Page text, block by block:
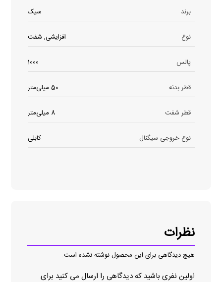
برند سیک
نوع افزایشی, شفت
پالس 1000
قطر بدنه 50 میلی‌متر
قطر شفت 8 میلی‌متر
نوع خروجی سیگنال کابلی
نظرات
هیچ دیدگاهی برای این محصول نوشته نشده است.
اولین نفری باشید که دیدگاهی را ارسال می کنید برای